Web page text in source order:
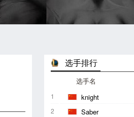
选手排行
选手名
1 knight
2
Saber